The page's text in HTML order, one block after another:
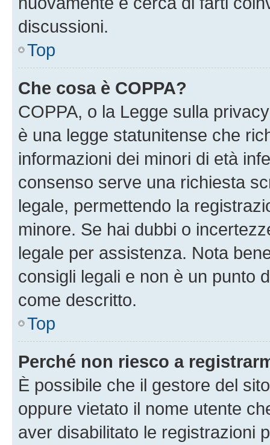
discussioni.
Top
Che cosa è COPPA?
COPPA, o la Legge sulla
è una legge statunitense che
informazioni dei minori di età
consenso serve una richiesta
legale, permettendo la
minore. Se hai dubbi o
legale per assistenza. Nota
consigli legali e non è un punto
come descritto.
Top
Perché non riesco a
È possibile che il gestore del
oppure vietato il nome utente
aver disabilitato le registrazioni